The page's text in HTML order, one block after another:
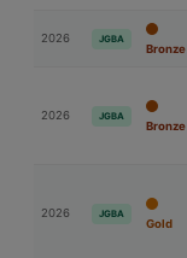
2026 JGBA
Bronze
2026 JGBA
Bronze
2026 JGBA
Gold